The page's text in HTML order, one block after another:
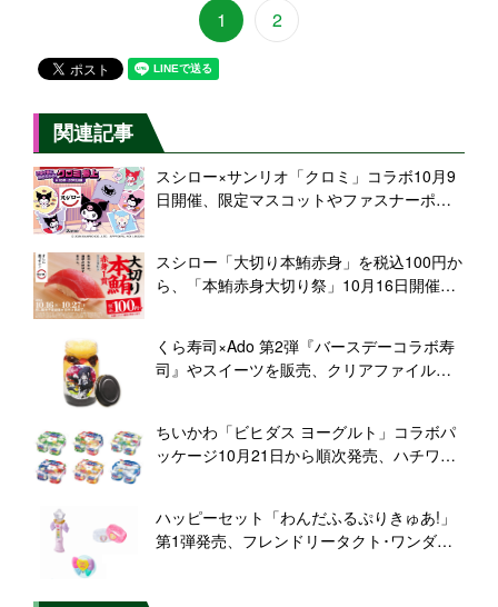
1 2
関連記事
スシロー×サンリオ「クロミ」コラボ10月9
日開催、限定マスコットやファスナーポー
場
スシロー「大切り本鮪赤身」を税込100円か
ら、「本鮪赤身大切り祭」10月16日開催、
くら寿司×Ado 第2弾『バースデーコラボ寿
司』やスイーツを販売、クリアファイルと
ちいかわ「ビヒダス ヨーグルト」コラボパ
ッケージ10月21日から順次発売、ハチワレ･
ハッピーセット「わんだふるぷりきゅあ!」
第1弾発売、フレンドリータクト･ワンダフ